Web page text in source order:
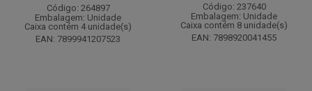
Código: 264897
Embalagem: Unidade
Caixa contém 4 unidade(s)
EAN: 7899941207523
Código: 237640
Embalagem: Unidade
Caixa contém 8 unidade(s)
EAN: 7898920041455